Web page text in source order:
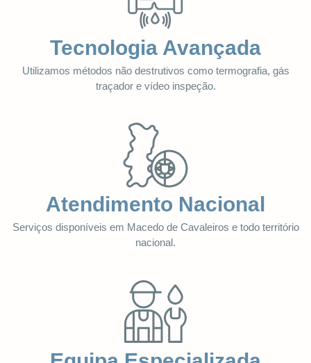
Tecnologia Avançada
Utilizamos métodos não destrutivos como termografia, gás
traçador e vídeo inspeção.
Atendimento Nacional
Serviços disponíveis em Macedo de Cavaleiros e todo território
nacional.